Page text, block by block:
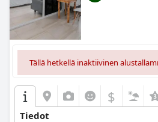
Tällä hetkellä inaktiivinen
$
Tiedot